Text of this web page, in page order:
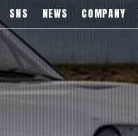
ァレスト)
SNS NEWS COMPANY